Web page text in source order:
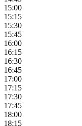
15:00
15:15
15:30
15:45
16:00
16:15
16:30
16:45
17:00
17:15
17:30
17:45
18:00
18:15